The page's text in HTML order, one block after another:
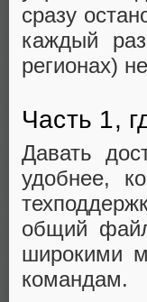
сразу
каждый
регионах)
Часть 1,
Давать
удобнее,
общий
широкими
командам.